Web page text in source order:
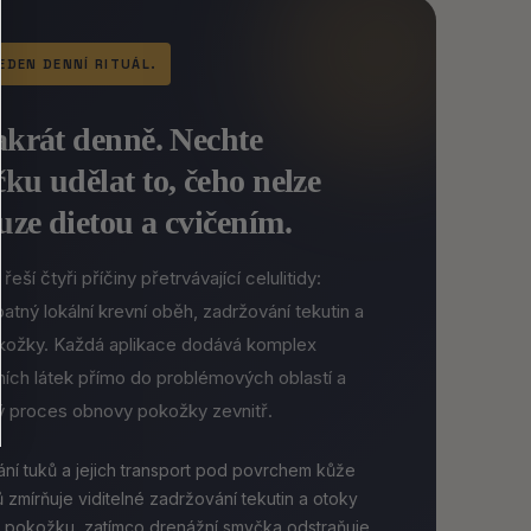
DENNÍ RITUÁL.
denně. Nechte
udělat to, čeho nelze
dietou a cvičením.
čtyři příčiny přetrvávající celulitidy:
lokální krevní oběh, zadržování tekutin a
Každá aplikace dodává komplex
látek přímo do problémových oblastí a
proces obnovy pokožky zevnitř.
tuků a jejich transport pod povrchem kůže
zmírňuje viditelné zadržování tekutin a otoky
zatímco drenážní smyčka odstraňuje